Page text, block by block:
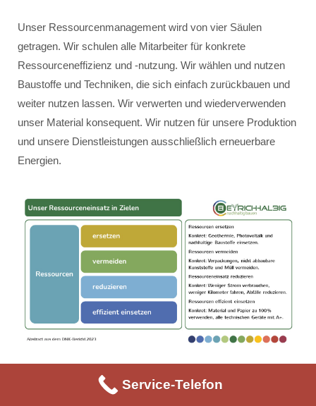
Unser Ressourcenmanagement wird von vier Säulen
getragen. Wir schulen alle Mitarbeiter für konkrete
Ressourceneffizienz und -nutzung. Wir wählen und nutzen
Baustoffe und Techniken, die sich einfach zurückbauen und
weiter nutzen lassen. Wir verwerten und wiederverwenden
unser Material konsequent. Wir nutzen für unsere Produktion
und unsere Dienstleistungen ausschließlich erneuerbare
Energien.
Unser Ressourceneinsatz erfolgt innerhalb der vier Ziele:
Service-Telefon